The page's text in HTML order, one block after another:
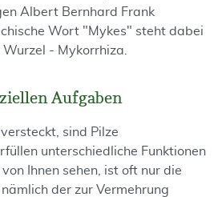
Albert Bernhard Frank
Wort "Mykes" steht dabei
- Mykorrhiza.
Aufgaben
sind Pilze
unterschiedliche Funktionen
Ihnen sehen, ist oft nur die
der zur Vermehrung